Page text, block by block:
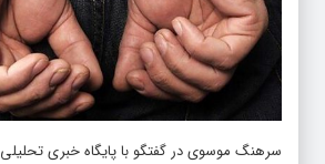
سرهنگ موسوی در گفتگو با پایگاه خبری تحلیلی